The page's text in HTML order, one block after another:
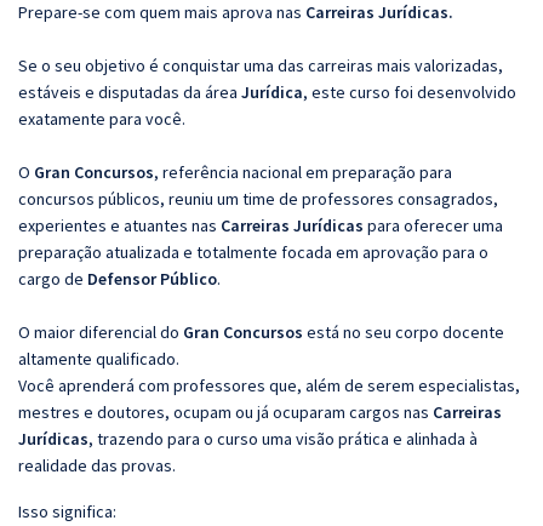
Prepare-se com quem mais aprova nas Carreiras Jurídicas.
Se o seu objetivo é conquistar uma das carreiras mais valorizadas,
estáveis e disputadas da área Jurídica, este curso foi desenvolvido
exatamente para você.
O Gran Concursos, referência nacional em preparação para
concursos públicos, reuniu um time de professores consagrados,
experientes e atuantes nas Carreiras Jurídicas para oferecer uma
preparação atualizada e totalmente focada em aprovação para o
cargo de Defensor Público.
O maior diferencial do Gran Concursos está no seu corpo docente
altamente qualificado.
Você aprenderá com professores que, além de serem especialistas,
mestres e doutores, ocupam ou já ocuparam cargos nas Carreiras
Jurídicas, trazendo para o curso uma visão prática e alinhada à
realidade das provas.
Isso significa: